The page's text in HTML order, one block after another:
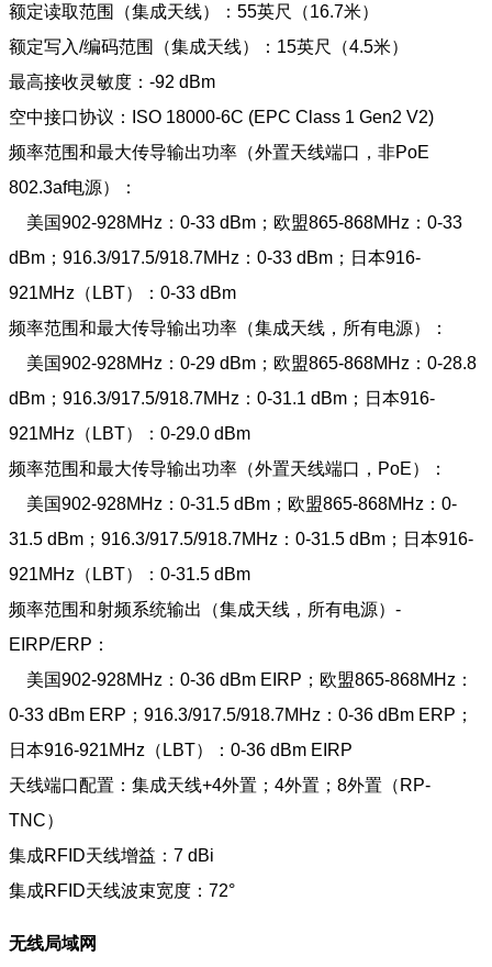
额定读取范围（集成天线）：55英尺（16.7米）
额定写入/编码范围（集成天线）：15英尺（4.5米）
最高接收灵敏度：-92 dBm
空中接口协议：ISO 18000-6C (EPC Class 1 Gen2 V2)
频率范围和最大传导输出功率（外置天线端口，非PoE
802.3af电源）：
美国902-928MHz：0-33 dBm；欧盟865-868MHz：0-33
dBm；916.3/917.5/918.7MHz：0-33 dBm；日本916-
921MHz（LBT）：0-33 dBm
频率范围和最大传导输出功率（集成天线，所有电源）：
美国902-928MHz：0-29 dBm；欧盟865-868MHz：0-28.8
dBm；916.3/917.5/918.7MHz：0-31.1 dBm；日本916-
921MHz（LBT）：0-29.0 dBm
频率范围和最大传导输出功率（外置天线端口，PoE）：
美国902-928MHz：0-31.5 dBm；欧盟865-868MHz：0-
31.5 dBm；916.3/917.5/918.7MHz：0-31.5 dBm；日本916-
921MHz（LBT）：0-31.5 dBm
频率范围和射频系统输出（集成天线，所有电源）-
EIRP/ERP：
美国902-928MHz：0-36 dBm EIRP；欧盟865-868MHz：
0-33 dBm ERP；916.3/917.5/918.7MHz：0-36 dBm ERP；
日本916-921MHz（LBT）：0-36 dBm EIRP
天线端口配置：集成天线+4外置；4外置；8外置（RP-
TNC）
集成RFID天线增益：7 dBi
集成RFID天线波束宽度：72°
无线局域网